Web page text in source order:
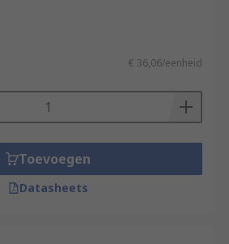
€ 36,06/eenheid
Toevoegen
Datasheets